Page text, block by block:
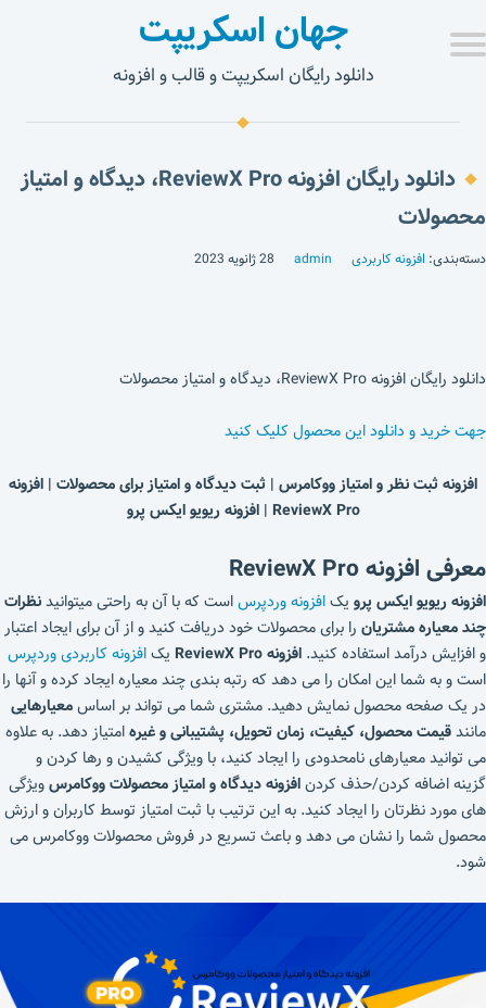
جهان اسکریپت
دانلود رایگان اسکریپت و قالب و افزونه
دانلود رایگان افزونه ReviewX Pro، دیدگاه و امتیاز
محصولات
دسته‌بندی: افزونه کاربردی admin 28 ژانویه 2023
دانلود رایگان افزونه ReviewX Pro، دیدگاه و امتیاز محصولات
جهت خرید و دانلود این محصول کلیک کنید
افزونه ثبت نظر و امتیاز ووکامرس | ثبت دیدگاه و امتیاز برای محصولات | افزونه
ReviewX Pro | افزونه ریویو ایکس پرو
معرفی افزونه ReviewX Pro
افزونه ریویو ایکس پرو یکافزونه وردپرساست که با آن به راحتی میتوانیدنظرات
چند معیاره مشتریان را برای محصولات خود دریافت کنید و از آن برای ایجاد اعتبار
و افزایش درآمد استفاده کنید. افزونه ReviewX Pro یکافزونه کاربردی وردپرس
است و به شما این امکان را می دهد که رتبه بندی چند معیاره ایجاد کرده و آنها را
در یک صفحه محصول نمایش دهید. مشتری شما می تواند بر اساسمعیارهایی
مانندقیمت محصول، کیفیت، زمان تحویل، پشتیبانی و غیرهامتیاز دهد. به علاوه
می توانید معیارهای نامحدودی را ایجاد کنید، با ویژگی کشیدن و رها کردن و
گزینه اضافه کردن/حذف کردنافزونه دیدگاه و امتیاز محصولات ووکامرسویژگی
های مورد نظرتان را ایجاد کنید. به این ترتیب با ثبت امتیاز توسط کاربران و ارزش
محصول شما را نشان می دهد و باعث تسریع در فروش محصولات ووکامرس می
شود.